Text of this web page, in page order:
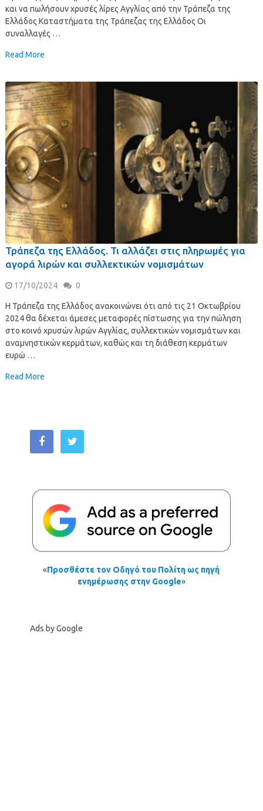
και να πωλήσουν χρυσές λίρες Αγγλίας από την Τράπεζα της
Ελλάδος Καταστήματα της Τράπεζας της Ελλάδος Οι
συναλλαγές …
Read More
Τράπεζα της Ελλάδος. Τι αλλάζει στις πληρωμές για
αγορά λιρών και συλλεκτικών νομισμάτων
17/10/2024 0
Η Τράπεζα της Ελλάδος ανακοινώνει ότι από τις 21 Οκτωβρίου
2024 θα δέχεται άμεσες μεταφορές πίστωσης για την πώληση
στο κοινό χρυσών λιρών Αγγλίας, συλλεκτικών νομισμάτων και
αναμνηστικών κερμάτων, καθώς και τη διάθεση κερμάτων
ευρώ …
Read More
«Προσθέστε τον Οδηγό του Πολίτη ως πηγή
ενημέρωσης στην Google»
Ads by Google